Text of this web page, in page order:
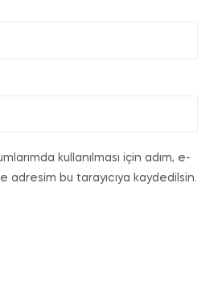
kullanılması için adım, e-
adresim bu tarayıcıya kaydedilsin.